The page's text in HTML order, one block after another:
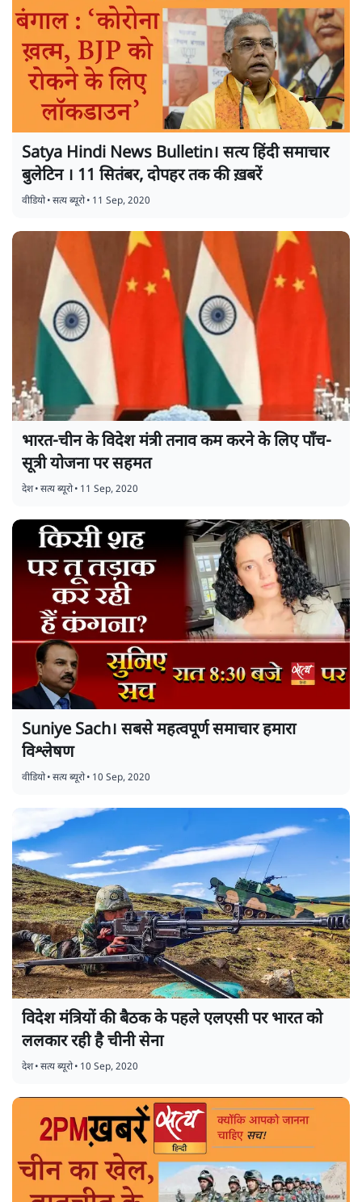
Satya Hindi News Bulletin। सत्य हिंदी समाचार
बुलेटिन । 11 सितंबर, दोपहर तक की ख़बरें
वीडियो•सत्य ब्यूरो• 11 Sep, 2020
भारत-चीन के विदेश मंत्री तनाव कम करने के लिए पाँच-
सूत्री योजना पर सहमत
देश•सत्य ब्यूरो• 11 Sep, 2020
Suniye Sach। सबसे महत्वपूर्ण समाचार हमारा
विश्लेषण
वीडियो•सत्य ब्यूरो• 10 Sep, 2020
विदेश मंत्रियों की बैठक के पहले एलएसी पर भारत को
ललकार रही है चीनी सेना
देश•सत्य ब्यूरो• 10 Sep, 2020